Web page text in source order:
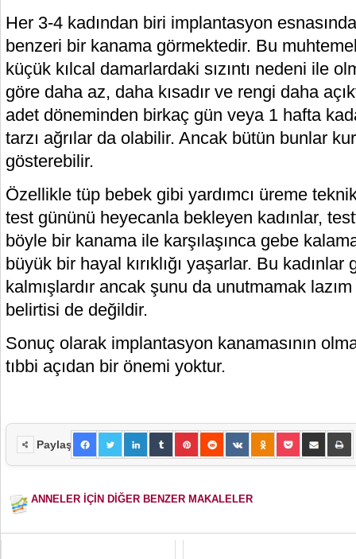
Her 3-4 kadından biri implantasyon
benzeri bir kanama görmektedir. Bu
küçük kılcal damarlardaki sızıntı nedeni ile
göre daha az, daha kısadır ve rengi daha
adet döneminden birkaç gün veya 1 hafta
tarzı ağrılar da olabilir. Ancak bütün bunlar
gösterebilir.
Özellikle tüp bebek gibi yardımcı üreme
test gününü heyecanla bekleyen kadınlar,
böyle bir kanama ile karşılaşınca gebe
büyük bir hayal kırıklığı yaşarlar. Bu
kalmışlardır ancak şunu da unutmamak
belirtisi de değildir.
Sonuç olarak implantasyon kanamasının
tıbbi açıdan bir önemi yoktur.
Paylaş
ANNELER İÇİN DİĞER BENZER MAKALELER